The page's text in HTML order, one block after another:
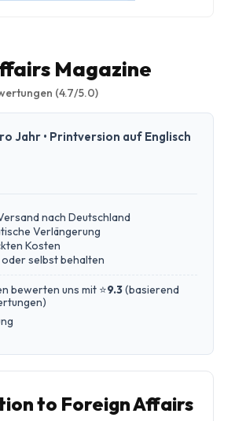
Magazine
(4.7/5.0)
Jahr • Printversion auf Englisch
nach Deutschland
Verlängerung
Kosten
selbst behalten
bewerten uns mit ⭐9.3(basierend
)
to Foreign Affairs